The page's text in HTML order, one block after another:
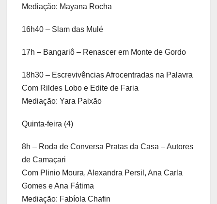
Mediação: Mayana Rocha
16h40 – Slam das Mulé
17h – Bangariô – Renascer em Monte de Gordo
18h30 – Escrevivências Afrocentradas na Palavra
Com Rildes Lobo e Edite de Faria
Mediação: Yara Paixão
Quinta-feira (4)
8h – Roda de Conversa Pratas da Casa – Autores
de Camaçari
Com Plinio Moura, Alexandra Persil, Ana Carla
Gomes e Ana Fátima
Mediação: Fabíola Chafin